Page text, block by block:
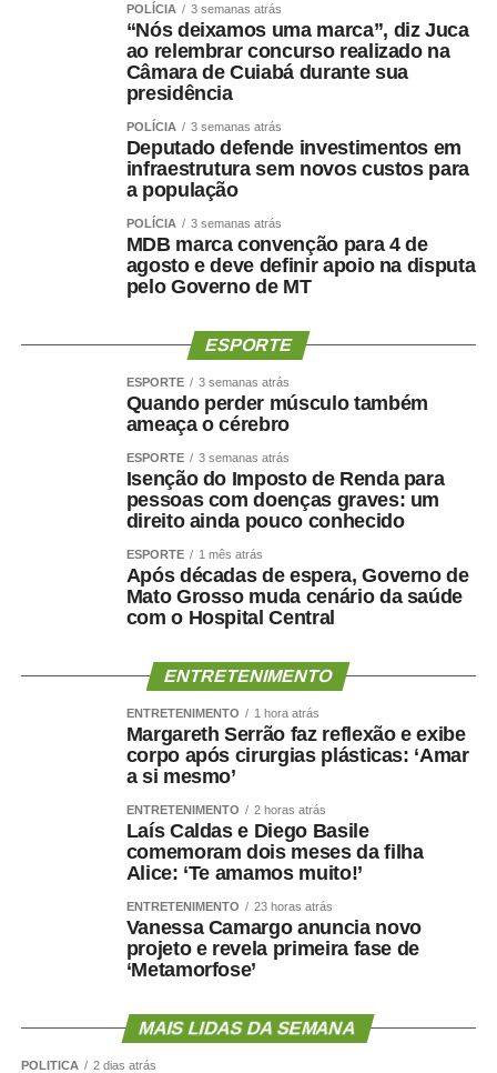
O secretário também destacou que as novidades desta
edição ampliam o alcance do evento e aproximam ainda
mais a população das atividades esportivas. “A inclusão
de novas modalidades e a realização de disputas na
Praia do Cortado representam mais uma evolução dos
jogos. Essas mudanças ampliam as oportunidades de
participação, valorizam os espaços públicos do município
e tornam a competição ainda mais atrativa para atletas,
familiares e espectadores. O esporte tem a capacidade
de unir pessoas, promover inclusão e contribuir para a
qualidade de vida da população”, explicou.
Os 34º Jogos Olímpicos de Sinop e os 3º Jogos
Paralímpicos de Sinop integram a programação do
Festeja Sinop 2026. Promovido pela Prefeitura de Sinop,
o Festeja Sinop 2026 será realizado de 30 de agosto a 14
de setembro, em celebração aos 52 anos de fundação do
município. O calendário oficial das festividades será
divulgado nos próximos dias pela Prefeitura de Sinop.
COMENTE ABAIXO:
WhatsApp
Facebook
Twitter
Messenger
LinkedIn
Share
POLÍCIA 3 semanas atrás
“Nós deixamos uma marca”, diz Juca
ao relembrar concurso realizado na
Câmara de Cuiabá durante sua
presidência
POLÍCIA 3 semanas atrás
Deputado defende investimentos em
infraestrutura sem novos custos para
a população
POLÍCIA 3 semanas atrás
MDB marca convenção para 4 de
agosto e deve definir apoio na disputa
pelo Governo de MT
ESPORTE
ESPORTE 3 semanas atrás
Quando perder músculo também
ameaça o cérebro
ESPORTE 3 semanas atrás
Isenção do Imposto de Renda para
pessoas com doenças graves: um
direito ainda pouco conhecido
ESPORTE 1 mês atrás
Após décadas de espera, Governo de
Mato Grosso muda cenário da saúde
com o Hospital Central
ENTRETENIMENTO
ENTRETENIMENTO 1 hora atrás
Margareth Serrão faz reflexão e exibe
corpo após cirurgias plásticas: ‘Amar
a si mesmo’
ENTRETENIMENTO 2 horas atrás
Laís Caldas e Diego Basile
comemoram dois meses da filha
Alice: ‘Te amamos muito!’
ENTRETENIMENTO 23 horas atrás
Vanessa Camargo anuncia novo
projeto e revela primeira fase de
‘Metamorfose’
MAIS LIDAS DA SEMANA
POLÍTICA 2 dias atrás